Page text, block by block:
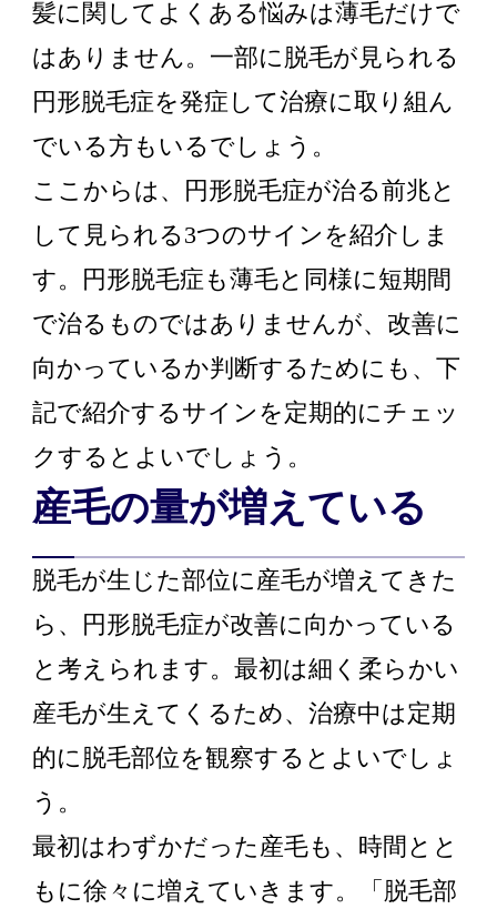
髪に関してよくある悩みは薄毛だけで
はありません。一部に脱毛が見られる
円形脱毛症を発症して治療に取り組ん
でいる方もいるでしょう。
ここからは、円形脱毛症が治る前兆と
して見られる3つのサインを紹介しま
す。円形脱毛症も薄毛と同様に短期間
で治るものではありませんが、改善に
向かっているか判断するためにも、下
記で紹介するサインを定期的にチェッ
クするとよいでしょう。
産毛の量が増えている
脱毛が生じた部位に産毛が増えてきた
ら、円形脱毛症が改善に向かっている
と考えられます。最初は細く柔らかい
産毛が生えてくるため、治療中は定期
的に脱毛部位を観察するとよいでしょ
う。
最初はわずかだった産毛も、時間とと
もに徐々に増えていきます。「脱毛部